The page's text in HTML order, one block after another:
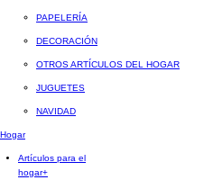
PAPELERÍA
DECORACIÓN
OTROS ARTÍCULOS DEL HOGAR
JUGUETES
NAVIDAD
Hogar
Artículos para el
hogar+